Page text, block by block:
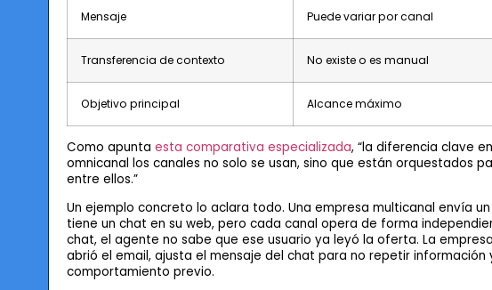
Mensaje Puede variar por canal
Transferencia de contexto No existe o es manual
Objetivo principal Alcance máximo
Como apunta esta comparativa especializada, “la diferencia clave
omnicanal los canales no solo se usan, sino que están orquestados
entre ellos.”
Un ejemplo concreto lo aclara todo. Una empresa multicanal envía
tiene un chat en su web, pero cada canal opera de forma
chat, el agente no sabe que ese usuario ya leyó la oferta. La
abrió el email, ajusta el mensaje del chat para no repetir
comportamiento previo.